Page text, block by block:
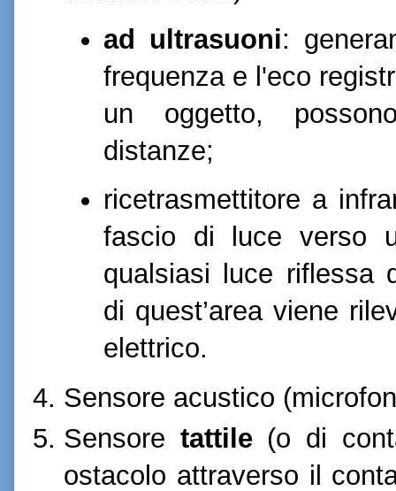
ad ultrasuoni:
frequenza e l'eco
un oggetto,
distanze;
ricetrasmettitore a
fascio di luce verso
qualsiasi luce riflessa
di quest’area viene
elettrico.
Sensore acustico
Sensore tattile(o di
ostacolo attraverso il